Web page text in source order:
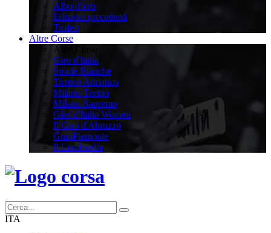
Albo d’oro
Edizioni precedenti
Trofeo
Altre Corse
Altre Corse
Giro d'Italia
Strade Bianche
Tirreno Adriatico
Milano-Torino
Milano-Sanremo
Giro d'Italia Women
Il Giro d'Abruzzo
GranPiemonte
Il Lombardia
ITA